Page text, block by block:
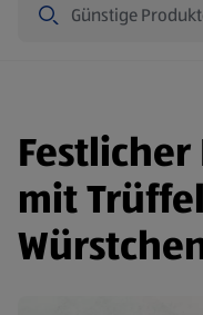
mit